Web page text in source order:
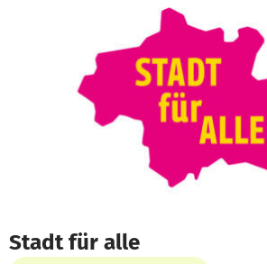
Zum Hauptinhalt springen
Erklärung zur Barrierefreiheit anzeigen
Stadt für alle